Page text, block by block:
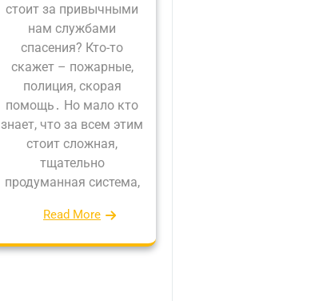
стоит за привычными
нам службами
спасения? Кто-то
скажет – пожарные,
полиция, скорая
помощь․ Но мало кто
знает, что за всем этим
стоит сложная,
тщательно
продуманная система,
Read More